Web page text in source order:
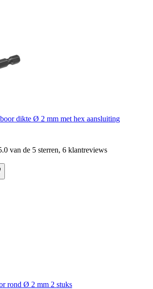
dikte Ø 2 mm met hex aansluiting
van de 5 sterren, 6 klantreviews
rond Ø 2 mm 2 stuks